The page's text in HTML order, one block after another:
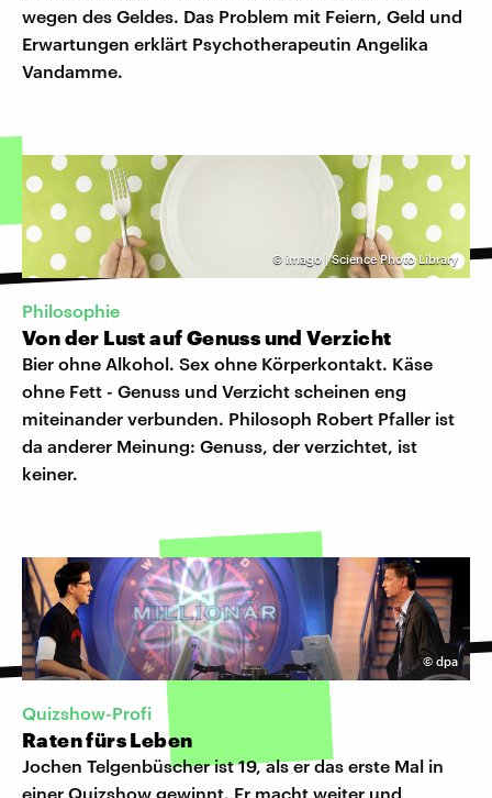
wegen des Geldes. Das Problem mit Feiern, Geld und
Erwartungen erklärt Psychotherapeutin Angelika
Vandamme.
© imago | Science Photo Library
Philosophie
Von der Lust auf Genuss und Verzicht
Bier ohne Alkohol. Sex ohne Körperkontakt. Käse
ohne Fett - Genuss und Verzicht scheinen eng
miteinander verbunden. Philosoph Robert Pfaller ist
da anderer Meinung: Genuss, der verzichtet, ist
keiner.
© dpa
Quizshow-Profi
Raten fürs Leben
Jochen Telgenbüscher ist 19, als er das erste Mal in
einer Quizshow gewinnt. Er macht weiter und